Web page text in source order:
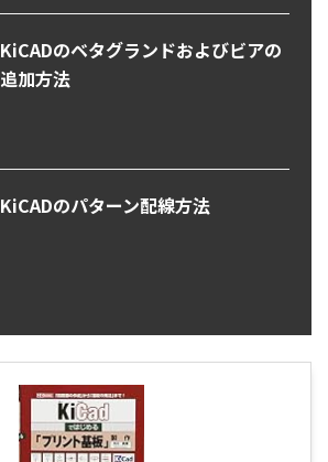
KiCADのベタグランドおよびビアの
追加方法
KiCADのパターン配線方法